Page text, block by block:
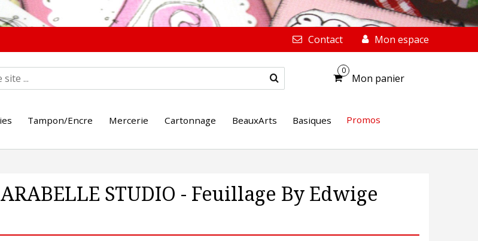
Contact Mon espace
0
Mon panier
Tampon/Encre Mercerie Cartonnage BeauxArts Basiques
Promos
STUDIO - Feuillage By Edwige